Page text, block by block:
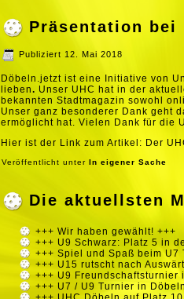
Präsentation bei
Publiziert 12. Mai 2018
Döbeln.jetzt ist eine Initiative von
lieben. Unser UHC hat in der
bekannten Stadtmagazin sowohl
Unser ganz besonderer Dank geht
ermöglicht hat. Vielen Dank für die
Hier ist der Link zum Artikel: Der
Veröffentlicht unter In eigener Sache
Die aktuellsten
+++ Wir haben gewählt! +++
+++ U9 Schwarz: Platz 5 in
+++ Spiel und Spaß beim U7
+++ U15 rutscht nach
+++ U9 Freundschaftsturnier
+++ U7 / U9 Turnier in